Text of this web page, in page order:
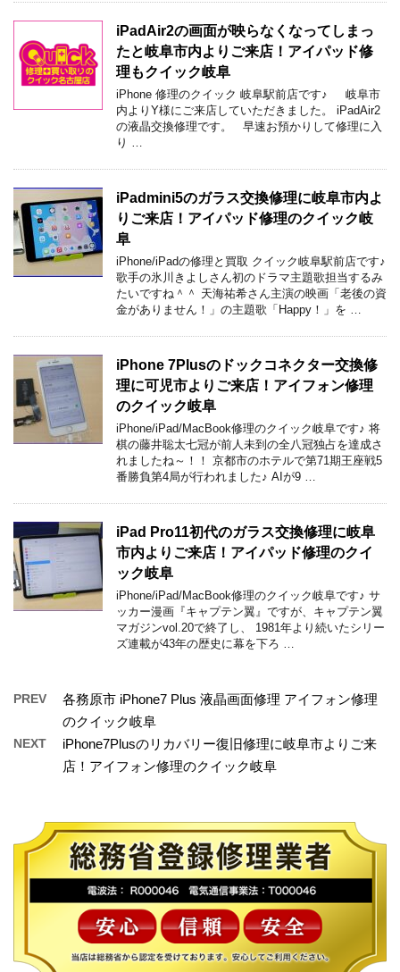
iPadAir2の画面が映らなくなってしまっ
たと岐阜市内よりご来店！アイパッド修
理もクイック岐阜
iPhone 修理のクイック 岐阜駅前店です♪ 岐阜市
内よりY様にご来店していただきました。 iPadAir2
の液晶交換修理です。 早速お預かりして修理に入
り …
iPadmini5のガラス交換修理に岐阜市内よ
りご来店！アイパッド修理のクイック岐
阜
iPhone/iPadの修理と買取 クイック岐阜駅前店です♪
歌手の氷川きよしさん初のドラマ主題歌担当するみ
たいですね＾＾ 天海祐希さん主演の映画「老後の資
金がありません！」の主題歌「Happy！」を …
iPhone 7Plusのドックコネクター交換修
理に可児市よりご来店！アイフォン修理
のクイック岐阜
iPhone/iPad/MacBook修理のクイック岐阜です♪ 将
棋の藤井聡太七冠が前人未到の全八冠独占を達成さ
れましたね～！！ 京都市のホテルで第71期王座戦5
番勝負第4局が行われました♪ AIが9 …
iPad Pro11初代のガラス交換修理に岐阜
市内よりご来店！アイパッド修理のクイ
ック岐阜
iPhone/iPad/MacBook修理のクイック岐阜です♪ サ
ッカー漫画『キャプテン翼』ですが、キャプテン翼
マガジンvol.20で終了し、 1981年より続いたシリー
ズ連載が43年の歴史に幕を下ろ …
PREV
各務原市 iPhone7 Plus 液晶画面修理 アイフォン修理
のクイック岐阜
NEXT
iPhone7Plusのリカバリー復旧修理に岐阜市よりご来
店！アイフォン修理のクイック岐阜